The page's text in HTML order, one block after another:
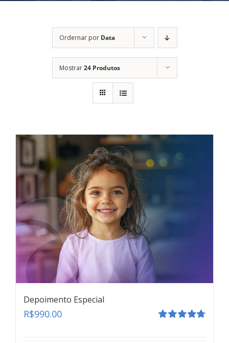
Ordernar por Data
Mostrar24 Produtos
Depoimento Especial
R$990.00